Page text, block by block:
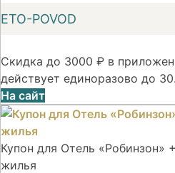
ETO-POVOD
Скидка до 3000 ₽ в
действует единоразово до
На сайт
Купон для Отель «Робинзон»
жилья